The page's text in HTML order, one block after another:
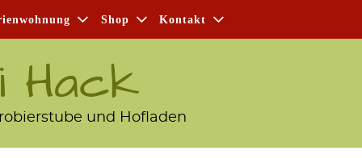
Shop Kon­takt
Hack
und Hofladen